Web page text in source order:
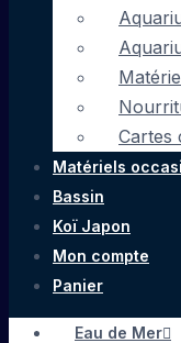
Cartes
Matériels
Bassin
Koï Japon
Mon compte
Panier
Eau de Mer